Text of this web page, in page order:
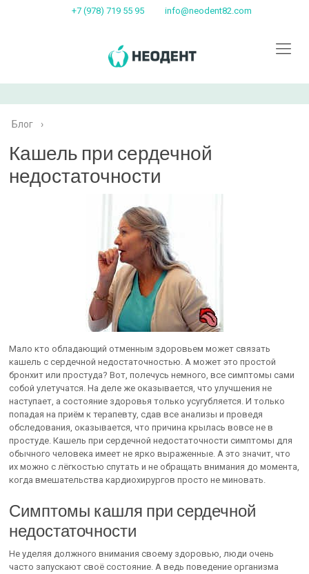
+7 (978) 719 55 95 info@neodent82.com
Блог ›
Кашель при сердечной
недостаточности
Мало кто обладающий отменным здоровьем может связать
кашель с сердечной недостаточностью. А может это простой
бронхит или простуда? Вот, полечусь немного, все симптомы сами
собой улетучатся. На деле же оказывается, что улучшения не
наступает, а состояние здоровья только усугубляется. И только
попадая на приём к терапевту, сдав все анализы и проведя
обследования, оказывается, что причина крылась вовсе не в
простуде. Кашель при сердечной недостаточности симптомы для
обычного человека имеет не ярко выраженные. А это значит, что
их можно с лёгкостью спутать и не обращать внимания до момента,
когда вмешательства кардиохирургов просто не миновать.
Симптомы кашля при сердечной
недостаточности
Не уделяя должного внимания своему здоровью, люди очень
часто запускают своё состояние. А ведь поведение организма